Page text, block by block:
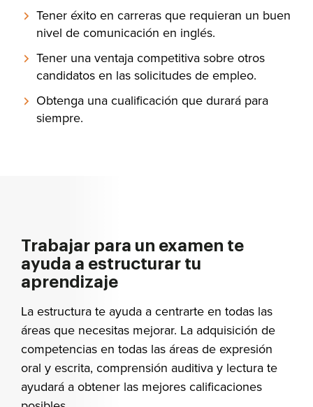
Tener éxito en carreras que requieran un buen
nivel de comunicación en inglés.
Tener una ventaja competitiva sobre otros
candidatos en las solicitudes de empleo.
Obtenga una cualificación que durará para
siempre.
Trabajar para un examen te
ayuda a estructurar tu
aprendizaje
La estructura te ayuda a centrarte en todas las
áreas que necesitas mejorar. La adquisición de
competencias en todas las áreas de expresión
oral y escrita, comprensión auditiva y lectura te
ayudará a obtener las mejores calificaciones